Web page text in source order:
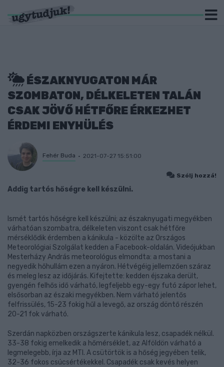
ÉSZAKNYUGATON MÁR
SZOMBATON, DÉLKELETEN TALÁN
CSAK JÖVŐ HÉTFŐRE ÉRKEZHET
ÉRDEMI ENYHÜLÉS
Fehér Buda 2021-07-27 15:51:00
Szólj hozzá!
Addig tartós hőségre kell készülni.
Ismét tartós hőségre kell készülni; az északnyugati megyékben
várhatóan szombatra, délkeleten viszont csak hétfőre
mérséklődik érdemben a kánikula - közölte az Országos
Meteorológiai Szolgálat kedden a Facebook-oldalán. Videójukban
Mesterházy András meteorológus elmondta: a mostani a
negyedik hőhullám ezen a nyáron. Hétvégéig jellemzően száraz
és meleg lesz az időjárás. Kifejtette: kedden éjszaka derült,
gyengén felhős idő várható, legfeljebb egy-egy futó zápor lehet,
elsősorban az északi megyékben. Nem várható jelentős
felfrissülés, 15-23 fokig hűl a levegő, az ország döntő részén
20-21 fok várható.
Szerdán napközben országszerte kánikula lesz, csapadék nélkül.
33-38 fokig emelkedik a hőmérséklet, az Alföldön várható a
legmelegebb, írja az MTI. A csütörtök is a hőség jegyében telik,
32-36 fokos csúcsértékekkel. Csapadék csak kevés helyen